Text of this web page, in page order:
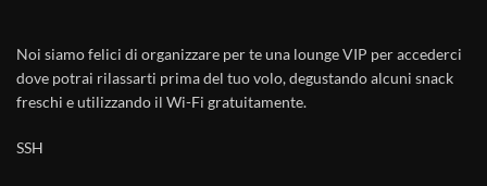
Noi siamo felici di organizzare per te una lounge VIP per accederci
dove potrai rilassarti prima del tuo volo, degustando alcuni snack
freschi e utilizzando il Wi-Fi gratuitamente.
SSH